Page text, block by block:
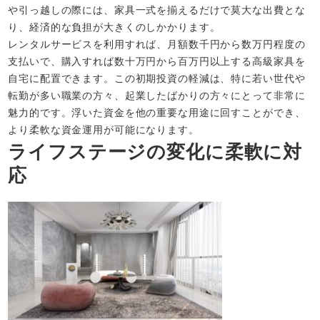
や引っ越しの際には、家具一式を揃えるだけで莫大な出費とな
り、経済的な負担が大きくのしかかります。
レンタルサービスを利用すれば、月額数千円から数万円程度の
支払いで、購入すれば数十万円から百万円以上する高級家具を
自宅に配置できます。この初期投資の軽減は、特に若い世代や
転勤が多い職業の方々、起業したばかりの方々にとって非常に
魅力的です。浮いた資金を他の重要な用途に回すことができ、
より柔軟な資金運用が可能になります。
ライフステージの変化に柔軟に対
応